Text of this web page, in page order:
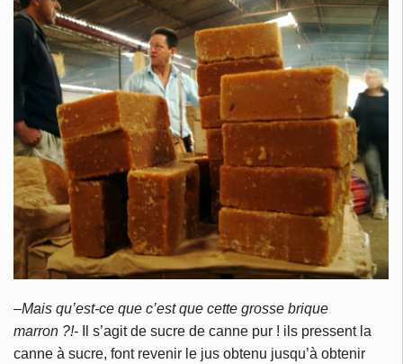
–Mais qu’est-ce que c’est que cette grosse brique
marron ?!-
Il s’agit de sucre de canne pur ! ils pressent la
canne à sucre, font revenir le jus obtenu jusqu’à obtenir